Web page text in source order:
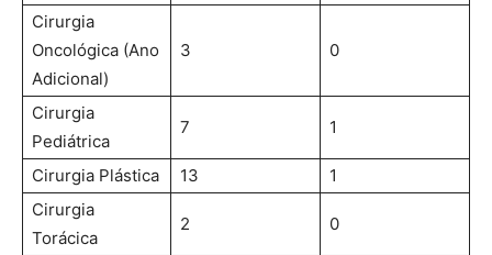
Cirurgia
Oncológica (Ano
Adicional)
3 0
Cirurgia
Pediátrica
7 1
Cirurgia Plástica 13
1
Cirurgia
Torácica
2 0